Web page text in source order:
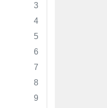
3
4
5
6
7
8
9